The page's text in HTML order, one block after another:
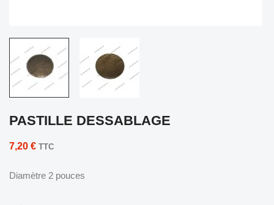
PASTILLE DESSABLAGE
7,20 € TTC
Diamètre 2 pouces